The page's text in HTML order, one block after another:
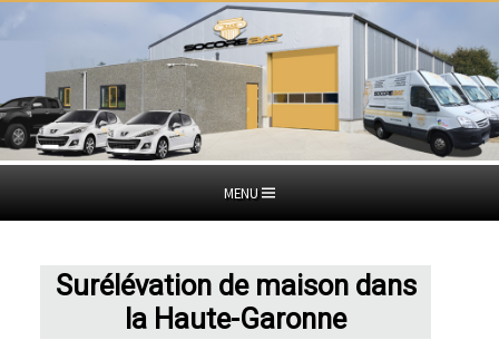
MENU
Surélévation de maison dans
la Haute-Garonne